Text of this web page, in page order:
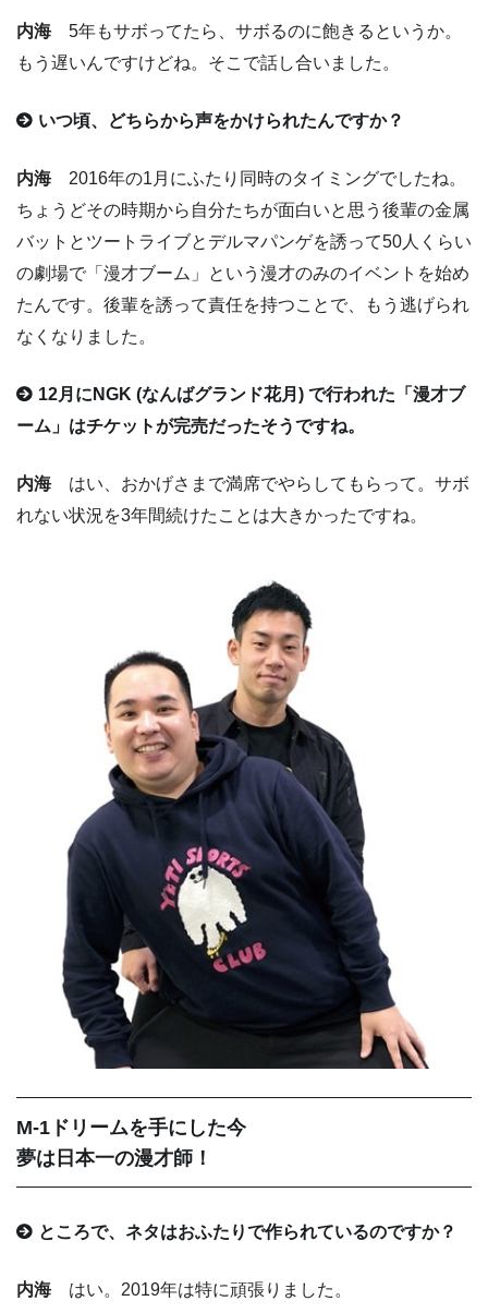
内海 5年もサボってたら、サボるのに飽きるというか。
もう遅いんですけどね。そこで話し合いました。
いつ頃、どちらから声をかけられたんですか？
内海 2016年の1月にふたり同時のタイミングでしたね。
ちょうどその時期から自分たちが面白いと思う後輩の金属
バットとツートライブとデルマパンゲを誘って50人くらい
の劇場で「漫才ブーム」という漫才のみのイベントを始め
たんです。後輩を誘って責任を持つことで、もう逃げられ
なくなりました。
12月にNGK (なんばグランド花月) で行われた「漫才ブ
ーム」はチケットが完売だったそうですね。
内海 はい、おかげさまで満席でやらしてもらって。サボ
れない状況を3年間続けたことは大きかったですね。
M-1ドリームを手にした今
夢は日本一の漫才師！
ところで、ネタはおふたりで作られているのですか？
内海 はい。2019年は特に頑張りました。